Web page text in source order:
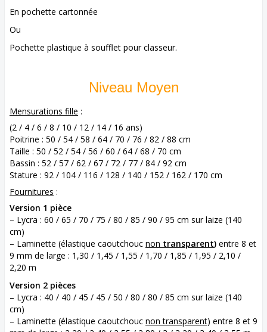
En pochette cartonnée
Ou
Pochette plastique à soufflet pour classeur.
Niveau Moyen
Mensurations fille :
(2 / 4 / 6 / 8 / 10 / 12 / 14 / 16 ans)
Poitrine : 50 / 54 / 58 / 64 / 70 / 76 / 82 / 88 cm
Taille : 50 / 52 / 54 / 56 / 60 / 64 / 68 / 70 cm
Bassin : 52 / 57 / 62 / 67 / 72 / 77 / 84 / 92 cm
Stature : 92 / 104 / 116 / 128 / 140 / 152 / 162 / 170 cm
Fournitures :
Version 1 pièce
– Lycra : 60 / 65 / 70 / 75 / 80 / 85 / 90 / 95 cm sur laize (140
cm)
– Laminette (élastique caoutchouc non transparent) entre 8 et
9 mm de large : 1,30 / 1,45 / 1,55 / 1,70 / 1,85 / 1,95 / 2,10 /
2,20 m
Version 2 pièces
– Lycra : 40 / 40 / 45 / 45 / 50 / 80 / 80 / 85 cm sur laize (140
cm)
– Laminette (élastique caoutchouc non transparent) entre 8 et 9